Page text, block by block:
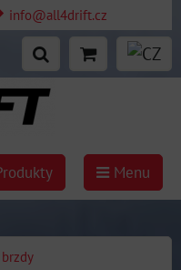
info@all4drift.cz
Menu